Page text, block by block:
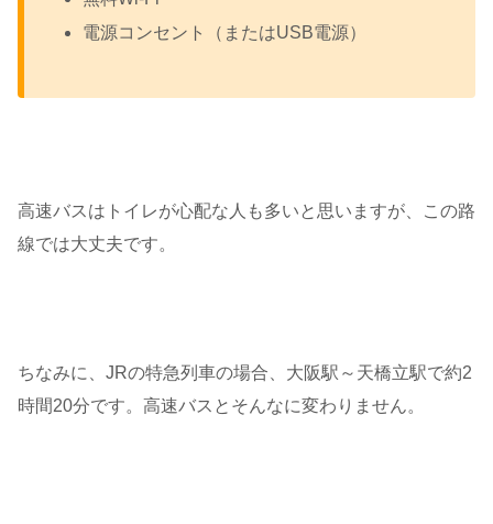
電源コンセント（またはUSB電源）
高速バスはトイレが心配な人も多いと思いますが、この路
線では大丈夫です。
ちなみに、JRの特急列車の場合、大阪駅～天橋立駅で約2
時間20分です。高速バスとそんなに変わりません。